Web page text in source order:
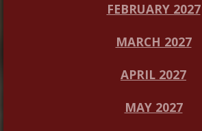
FEBRUARY 2027
MARCH 2027
APRIL 2027
MAY 2027